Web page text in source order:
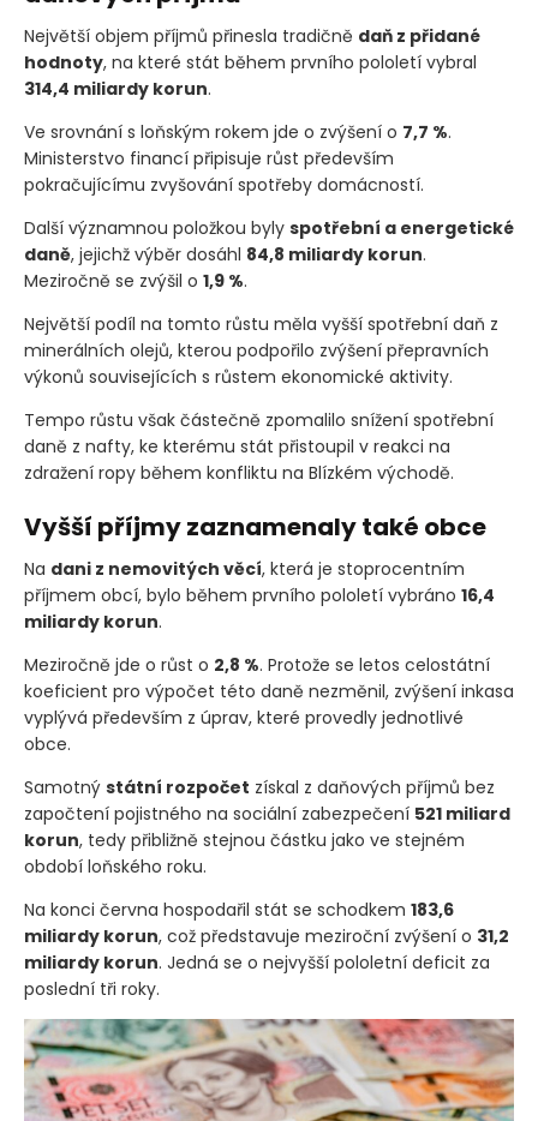
Největší objem příjmů přinesla tradičně daň z přidané
hodnoty, na které stát během prvního pololetí vybral
314,4 miliardy korun.
Ve srovnání s loňským rokem jde o zvýšení o 7,7 %.
Ministerstvo financí připisuje růst především
pokračujícímu zvyšování spotřeby domácností.
Další významnou položkou byly spotřební a energetické
daně, jejichž výběr dosáhl 84,8 miliardy korun.
Meziročně se zvýšil o 1,9 %.
Největší podíl na tomto růstu měla vyšší spotřební daň z
minerálních olejů, kterou podpořilo zvýšení přepravních
výkonů souvisejících s růstem ekonomické aktivity.
Tempo růstu však částečně zpomalilo snížení spotřební
daně z nafty, ke kterému stát přistoupil v reakci na
zdražení ropy během konfliktu na Blízkém východě.
Vyšší příjmy zaznamenaly také obce
Na dani z nemovitých věcí, která je stoprocentním
příjmem obcí, bylo během prvního pololetí vybráno 16,4
miliardy korun.
Meziročně jde o růst o 2,8 %. Protože se letos celostátní
koeficient pro výpočet této daně nezměnil, zvýšení inkasa
vyplývá především z úprav, které provedly jednotlivé
obce.
Samotný státní rozpočet získal z daňových příjmů bez
započtení pojistného na sociální zabezpečení 521 miliard
korun, tedy přibližně stejnou částku jako ve stejném
období loňského roku.
Na konci června hospodařil stát se schodkem 183,6
miliardy korun, což představuje meziroční zvýšení o 31,2
miliardy korun. Jedná se o nejvyšší pololetní deficit za
poslední tři roky.